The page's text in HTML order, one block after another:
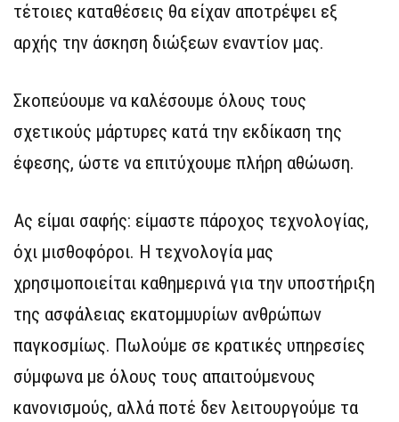
τέτοιες καταθέσεις θα είχαν αποτρέψει εξ
αρχής την άσκηση διώξεων εναντίον μας.
Σκοπεύουμε να καλέσουμε όλους τους
σχετικούς μάρτυρες κατά την εκδίκαση της
έφεσης, ώστε να επιτύχουμε πλήρη αθώωση.
Ας είμαι σαφής: είμαστε πάροχος τεχνολογίας,
όχι μισθοφόροι. Η τεχνολογία μας
χρησιμοποιείται καθημερινά για την υποστήριξη
της ασφάλειας εκατομμυρίων ανθρώπων
παγκοσμίως. Πωλούμε σε κρατικές υπηρεσίες
σύμφωνα με όλους τους απαιτούμενους
κανονισμούς, αλλά ποτέ δεν λειτουργούμε τα